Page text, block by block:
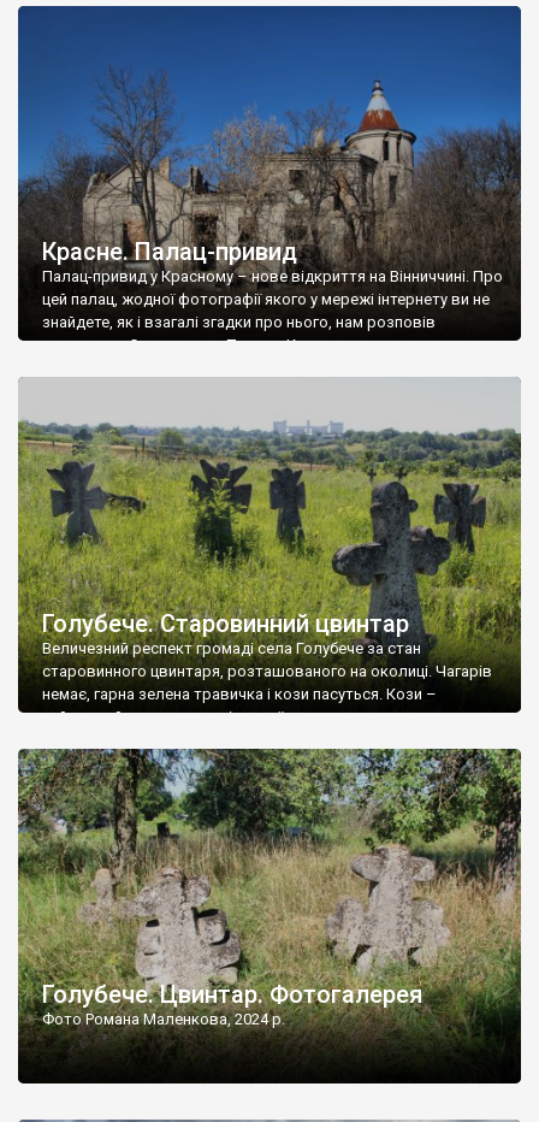
Красне. Палац-привид
Палац-привид у Красному – нове відкриття на Вінниччині. Про
цей палац, жодної фотографії якого у мережі інтернету ви не
знайдете, як і взагалі згадки про нього, нам розповів
мешканець Самгородка. Палац у Красному вразив не лише
Голубече. Старовинний цвинтар
Величезний респект громаді села Голубече за стан
старовинного цвинтаря, розташованого на околиці. Чагарів
немає, гарна зелена травичка і кози пасуться. Кози –
найкращий регулятор шкідливої, для старих кладовищ,
бруньками, кози ті бруньки обгризають, бо то улюблений
делікатес. На цвинтарі у Голубечому ціла колекція
різноманітних форм хрестів. Село відносно невелике, […]
Голубече. Цвинтар. Фотогалерея
Фото Романа Маленкова, 2024 р.